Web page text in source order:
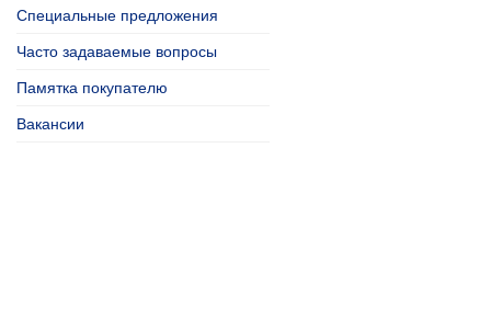
Специальные предложения
Часто задаваемые вопросы
Памятка покупателю
Вакансии